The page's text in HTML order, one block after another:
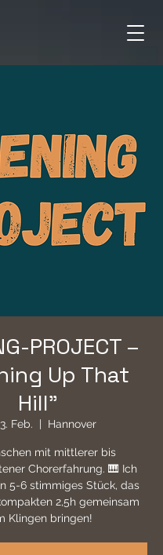
PROJECT –
Up That
Hill"
Feb.
  |
Hannover
mit mittlerer bis
Chorerfahrung. 🎹 Ich
5-6 stimmiges Stück, das
2,5h gemeinsam
Klingen bringen!